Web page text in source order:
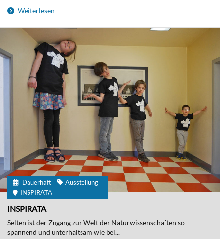
Weiterlesen
Dauerhaft
Ausstellung
INSPIRATA
INSPIRATA
Selten ist der Zugang zur Welt der Naturwissenschaften so
spannend und unterhaltsam wie bei...